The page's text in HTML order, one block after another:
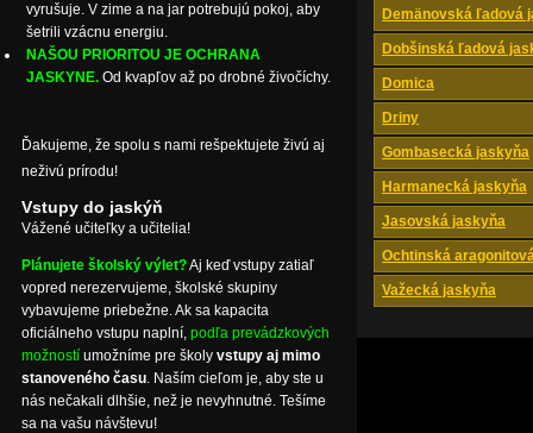
Demänovská ľadová
Dobšinská ľadová
Domica
Driny
Gombasecká jaskyňa
Harmanecká jaskyňa
Jasovská jaskyňa
Ochtinská
Važecká jaskyňa
vyrušuje. V zime a na jar potrebujú pokoj, aby
šetrili vzácnu energiu.
NAŠOU PRIORITOU JE OCHRANA
JASKYNE. Od kvapľov až po drobné živočíchy.
Ďakujeme, že spolu s nami rešpektujete živú aj
neživú prírodu!
Vstupy do jaskýň
Vážené učiteľky a učitelia!
Plánujete školský výlet?Aj keď vstupy zatiaľ
vopred nerezervujeme, školské skupiny
vybavujeme priebežne. Ak sa kapacita
oficiálneho vstupu naplní, podľa prevádzkových
možností umožníme pre školy vstupy aj mimo
stanoveného času. Naším cieľom je, aby ste u
nás nečakali dlhšie, než je nevyhnutné. Tešíme
sa na vašu návštevu!